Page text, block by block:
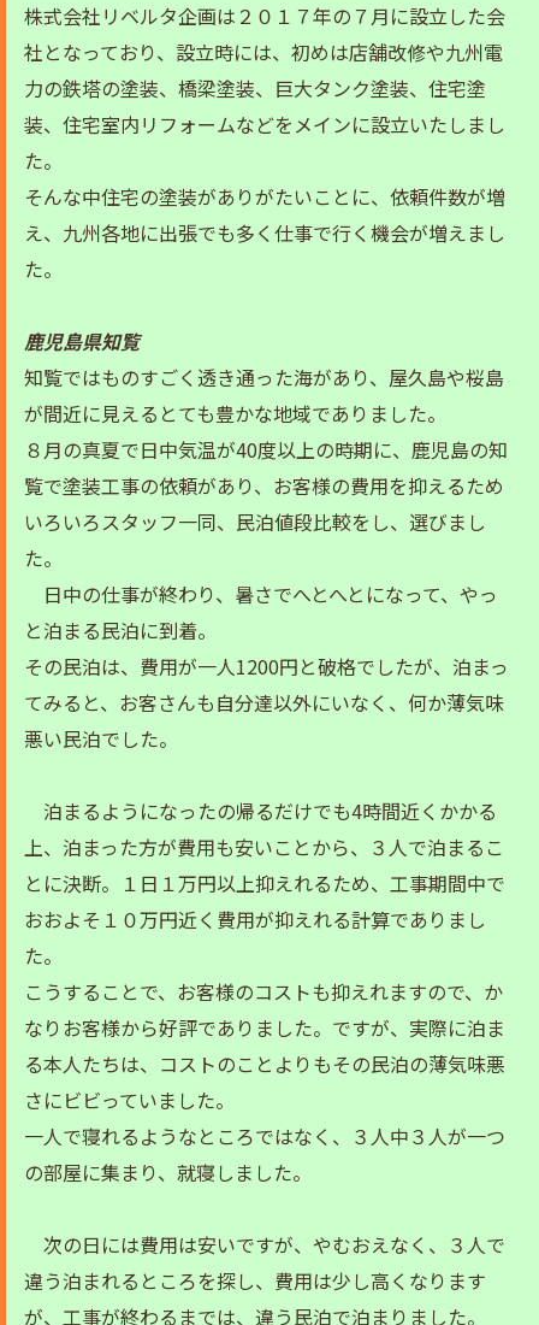
株式会社リベルタ企画は２０１７年の７月に設立した会
社となっており、設立時には、初めは店舗改修や九州電
力の鉄塔の塗装、橋梁塗装、巨大タンク塗装、住宅塗
装、住宅室内リフォームなどをメインに設立いたしまし
た。
そんな中住宅の塗装がありがたいことに、依頼件数が増
え、九州各地に出張でも多く仕事で行く機会が増えまし
た。
鹿児島県知覧
知覧ではものすごく透き通った海があり、屋久島や桜島
が間近に見えるとても豊かな地域でありました。
８月の真夏で日中気温が40度以上の時期に、鹿児島の知
覧で塗装工事の依頼があり、お客様の費用を抑えるため
いろいろスタッフ一同、民泊値段比較をし、選びまし
た。
日中の仕事が終わり、暑さでへとへとになって、やっ
と泊まる民泊に到着。
その民泊は、費用が一人1200円と破格でしたが、泊まっ
てみると、お客さんも自分達以外にいなく、何か薄気味
悪い民泊でした。
泊まるようになったの帰るだけでも4時間近くかかる
上、泊まった方が費用も安いことから、３人で泊まるこ
とに決断。１日１万円以上抑えれるため、工事期間中で
おおよそ１０万円近く費用が抑えれる計算でありまし
た。
こうすることで、お客様のコストも抑えれますので、か
なりお客様から好評でありました。ですが、実際に泊ま
る本人たちは、コストのことよりもその民泊の薄気味悪
さにビビっていました。
一人で寝れるようなところではなく、３人中３人が一つ
の部屋に集まり、就寝しました。
次の日には費用は安いですが、やむおえなく、３人で
違う泊まれるところを探し、費用は少し高くなります
が、工事が終わるまでは、違う民泊で泊まりました。